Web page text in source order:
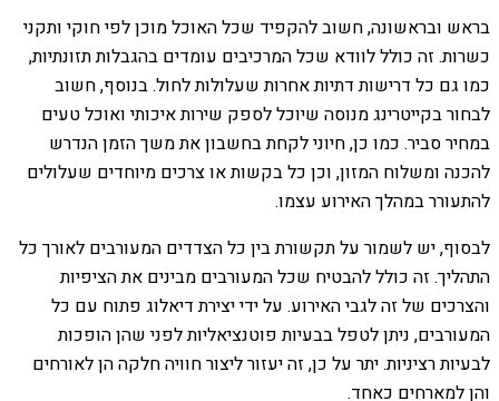
בראש ובראשונה, חשוב להקפיד שכל האוכל מוכן לפי חוקי ותקני
כשרות. זה כולל לוודא שכל המרכיבים עומדים בהגבלות תזונתיות,
כמו גם כל דרישות דתיות אחרות שעלולות לחול. בנוסף, חשוב
לבחור בקייטרינג מנוסה שיוכל לספק שירות איכותי ואוכל טעים
במחיר סביר. כמו כן, חיוני לקחת בחשבון את משך הזמן הנדרש
להכנה ומשלוח המזון, וכן כל בקשות או צרכים מיוחדים שעלולים
להתעורר במהלך האירוע עצמו.
לבסוף, יש לשמור על תקשורת בין כל הצדדים המעורבים לאורך כל
התהליך. זה כולל להבטיח שכל המעורבים מבינים את הציפיות
והצרכים של זה לגבי האירוע. על ידי יצירת דיאלוג פתוח עם כל
המעורבים, ניתן לטפל בבעיות פוטנציאליות לפני שהן הופכות
לבעיות רציניות. יתר על כן, זה יעזור ליצור חוויה חלקה הן לאורחים
והן למארחים כאחד.